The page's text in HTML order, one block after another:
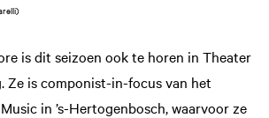
is dit seizoen ook te horen in Theater
Ze is componist-in-focus van het
in ’s-Hertogenbosch, waarvoor ze